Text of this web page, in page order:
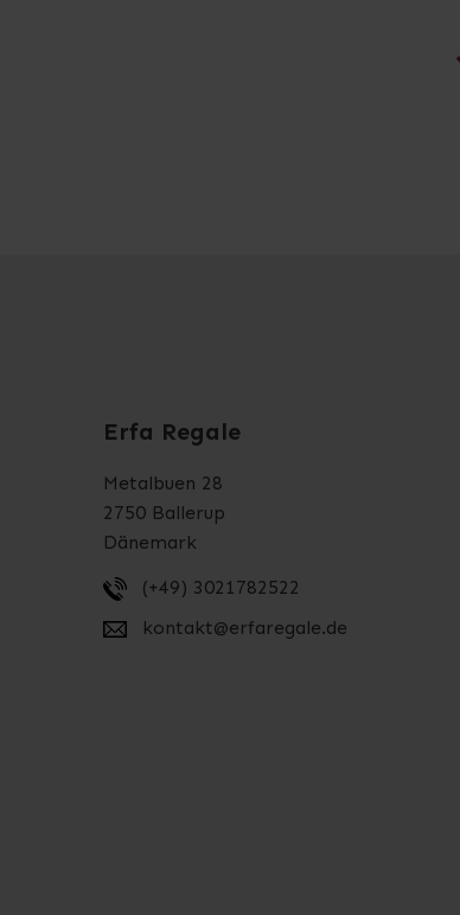
Erfa Regale
Metalbuen 28
2750 Ballerup
Dänemark
(+49) 3021782522
kontakt@erfaregale.de